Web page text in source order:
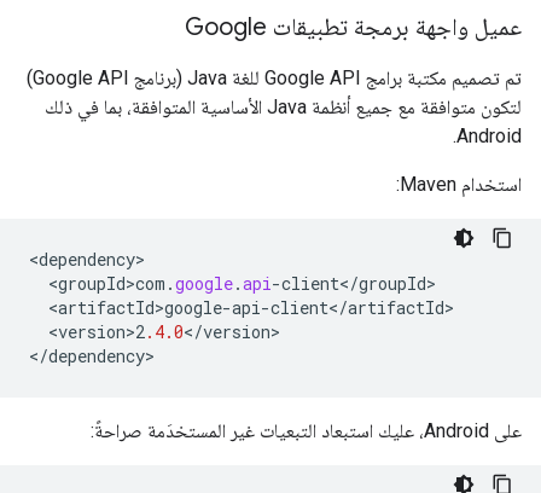
عميل واجهة برمجة تطبيقات Google
تم تصميم مكتبة برامج Google API للغة Java (برنامج Google API)
لتكون متوافقة مع جميع أنظمة Java الأساسية المتوافقة، بما في ذلك
Android.
استخدام Maven:
<dependency
<groupId>com .google.api-client</groupId
<artifactId>google-api-client</artifactId
<version>2.4.0</version>
</dependency>
على Android، عليك استبعاد التبعيات غير المستخدَمة صراحةً: